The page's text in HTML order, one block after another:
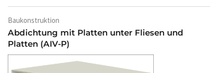
Baukonstruktion
Abdichtung mit Platten unter Fliesen und
Platten (AIV-P)